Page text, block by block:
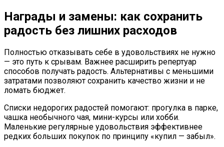
Награды и замены: как сохранить
радость без лишних расходов
Полностью отказывать себе в удовольствиях не нужно
— это путь к срывам. Важнее расширить репертуар
способов получать радость. Альтернативы с меньшими
затратами позволяют сохранить качество жизни и не
ломать бюджет.
Списки недорогих радостей помогают: прогулка в парке,
чашка необычного чая, мини-курсы или хобби.
Маленькие регулярные удовольствия эффективнее
редких больших покупок по принципу «купил — забыл».